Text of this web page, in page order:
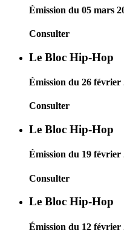
Émission du 05 mars
Consulter
Le Bloc Hip-Hop
Émission du 26 février
Consulter
Le Bloc Hip-Hop
Émission du 19 février
Consulter
Le Bloc Hip-Hop
Émission du 12 février